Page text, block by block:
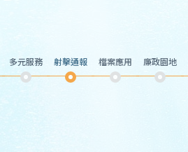
多元服務 射擊通報 檔案應用 廉政園地